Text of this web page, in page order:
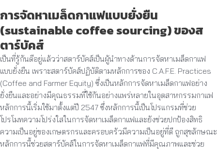
การจัดหาเมล็ดกาแฟแบบยั่งยืน
(sustainablecoffee sourcing) ของส
ตาร์บัคส์
เป็นที่รู้กันดีอยู่แล้วว่าสตาร์บัคส์เป็นผู้นำทางด้านการจัดหาเมล็ดกาแฟ
แบบยั่งยืน เพราะสตาร์บัคส์ปฏิบัติตามหลักการของ C.A.F.E. Practices
(Coffee and Farmer Equity) ซึ่งเป็นหลักการจัดหาเมล็ดกาแฟอย่าง
ยั่งยืนและอย่างมีคุณธรรมที่ใช้กันอย่างแพร่หลายในอุตสาหกรรมกาแฟ
หลักการนี้เริ่มใช้มาตั้งแต่ปี 2547 ซึ่งหลักการนี้เป็นโปรแกรมที่ช่วย
โปรโมทความโปร่งใสในการจัดหาเมล็ดกาแฟและยังช่วยปกป้องสิทธิ
ความเป็นอยู่ของเกษตรกรและครอบครัวมีความเป็นอยู่ที่ดี ถูกสุขลักษณะ
หลักการนี้ช่วยสตาร์บัคส์ในการจัดหาเมล็ดกาแฟที่มีคุณภาพและช่วย